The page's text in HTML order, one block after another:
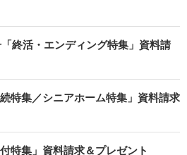
終活・エンディング特集」資料請
特集／シニアホーム特集」資料請求
特集」資料請求＆プレゼント